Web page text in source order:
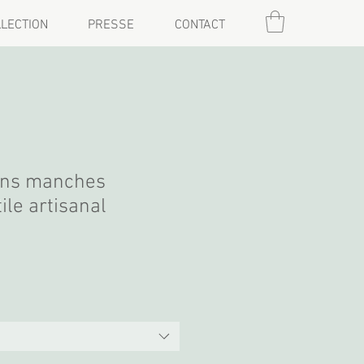
PRESSE CONTACT
manches
artisanal